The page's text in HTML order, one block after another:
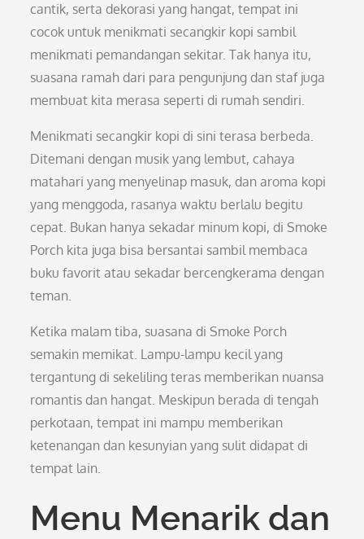
cantik, serta dekorasi yang hangat, tempat ini
cocok untuk menikmati secangkir kopi sambil
menikmati pemandangan sekitar. Tak hanya itu,
suasana ramah dari para pengunjung dan staf juga
membuat kita merasa seperti di rumah sendiri.
Menikmati secangkir kopi di sini terasa berbeda.
Ditemani dengan musik yang lembut, cahaya
matahari yang menyelinap masuk, dan aroma kopi
yang menggoda, rasanya waktu berlalu begitu
cepat. Bukan hanya sekadar minum kopi, di Smoke
Porch kita juga bisa bersantai sambil membaca
buku favorit atau sekadar bercengkerama dengan
teman.
Ketika malam tiba, suasana di Smoke Porch
semakin memikat. Lampu-lampu kecil yang
tergantung di sekeliling teras memberikan nuansa
romantis dan hangat. Meskipun berada di tengah
perkotaan, tempat ini mampu memberikan
ketenangan dan kesunyian yang sulit didapat di
tempat lain.
Menu Menarik dan